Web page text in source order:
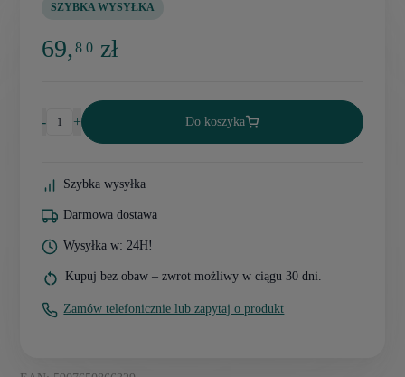
SZYBKA WYSYŁKA
69,8 0 zł
- + Do koszyka
Szybka wysyłka
Darmowa dostawa
Wysyłka w: 24H!
Kupuj bez obaw – zwrot możliwy w ciągu 30 dni.
Zamów telefonicznie lub zapytaj o produkt